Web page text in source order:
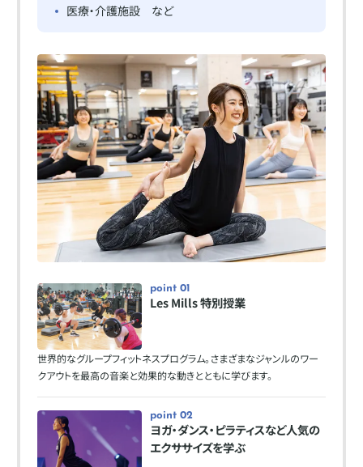
医療・介護施設 など
point 01
Les Mills 特別授業
世界的なグループフィットネスプログラム。さまざまなジャンルのワー
クアウトを最高の音楽と効果的な動きとともに学びます。
point 02
ヨガ・ダンス・ピラティスなど人気の
エクササイズを学ぶ